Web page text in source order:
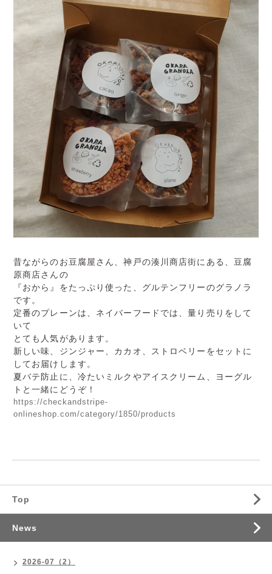
昔ながらのお豆腐屋さん、神戸の湊川商店街にある、豆腐
原商店さんの
『おから』をたっぷり使った、グルテンフリーのグラノラ
です。
定番のプレーンは、ネイバーフードでは、量り売りをして
いて
とても人気があります。
新しい味、ジンジャー、カカオ、ストロベリーをセットに
してお届けします。
夏バテ防止に、冷たいミルクやアイスクリーム、ヨーグル
トと一緒にどうぞ！
https://checkandstripe-
onlineshop.com/category/1850/products
Top
News
2026-07（2）